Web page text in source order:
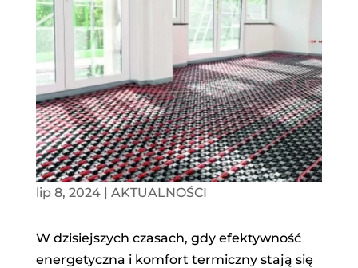
lip 8, 2024| AKTUALNOŚCI
W dzisiejszych czasach, gdy efektywność
energetyczna i komfort termiczny stają się